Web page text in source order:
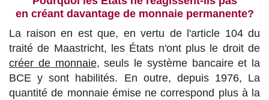
en créant davantage de monnaie permanente?
La raison en est que, en vertu de l'article 104 du
traité de Maastricht, les États n'ont plus le droit de
créer de monnaie, seuls le système bancaire et la
BCE y sont habilités. En outre, depuis 1976, La
quantité de monnaie émise ne correspond plus à la